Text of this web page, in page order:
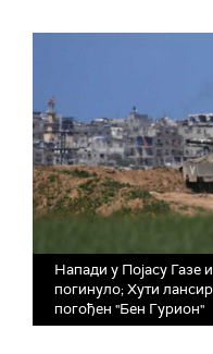
Напади у Појасу Газе
погинуло; Хути
погођен "Бен Гурион"